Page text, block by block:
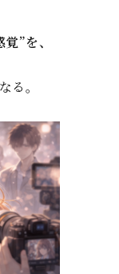
”を、
る。